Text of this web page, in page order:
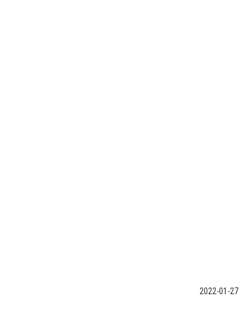
2022-01-27